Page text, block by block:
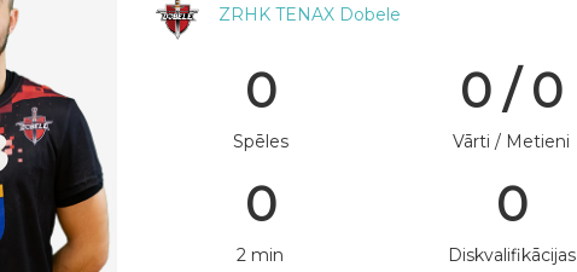
ZRHK TENAX Dobele
0
Spēles
0 / 0
Vārti / Metieni
0
2 min
0
Diskvalifikācijas